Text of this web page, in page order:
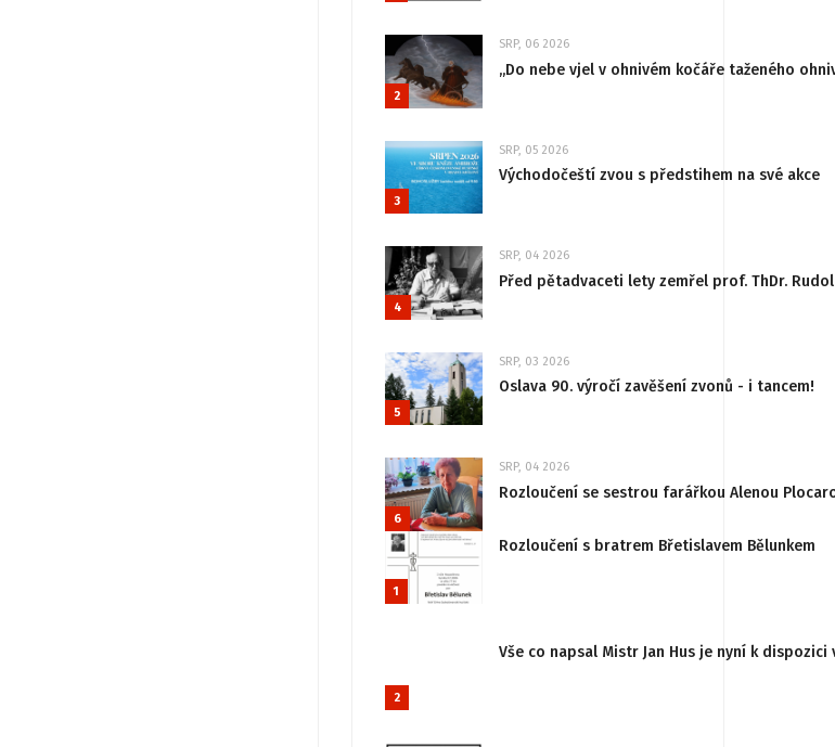
2
SRP, 06 2026
„Do nebe vjel v ohnivém kočáře taženého
3
SRP, 05 2026
Východočeští zvou s předstihem na své akce
4
SRP, 04 2026
Před pětadvaceti lety zemřel prof. ThDr.
5
SRP, 03 2026
Oslava 90. výročí zavěšení zvonů - i tancem!
6
SRP, 04 2026
Rozloučení se sestrou farářkou Alenou
1
Rozloučení s bratrem Břetislavem Bělunkem
2
Vše co napsal Mistr Jan Hus je nyní k